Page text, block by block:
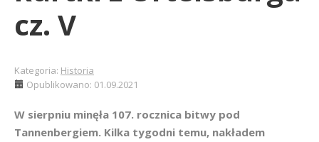
cz. V
Kategoria: Historia
Opublikowano: 01.09.2021
W sierpniu minęła 107. rocznica bitwy pod
Tannenbergiem. Kilka tygodni temu, nakładem